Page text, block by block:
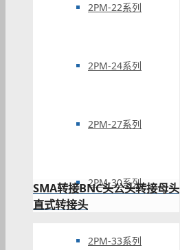
2PM-22系列
2PM-24系列
2PM-27系列
2PM-30系列
2PM-33系列
SMA转接BNC头公头转接母头
直式转接头